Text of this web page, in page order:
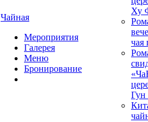
Чайная
Мероприятия
Галерея
Меню
Бронирование
Ху